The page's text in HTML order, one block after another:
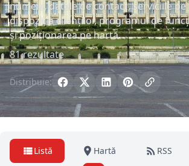
numele, datele de contact, serviciile pe
dispoziția clienților, programul de
și poziționarea pe hartă.
81 rezultate
Distribuie:
Listă Hartă
RSS